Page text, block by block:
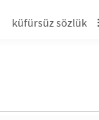
küfürsüz sözlük